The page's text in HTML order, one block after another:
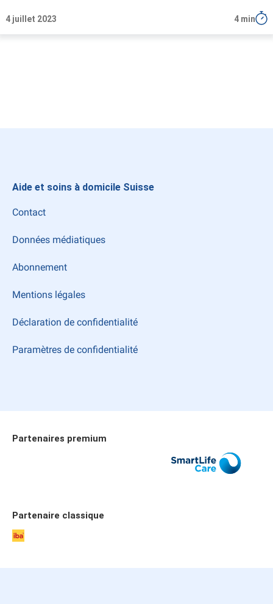
4 juillet 2023 4 min
Aide et soins à domicile Suisse
Contact
Données médiatiques
Abonnement
Mentions légales
Déclaration de confidentialité
Paramètres de confidentialité
Partenaires premium
Publicare
Partenaire classique